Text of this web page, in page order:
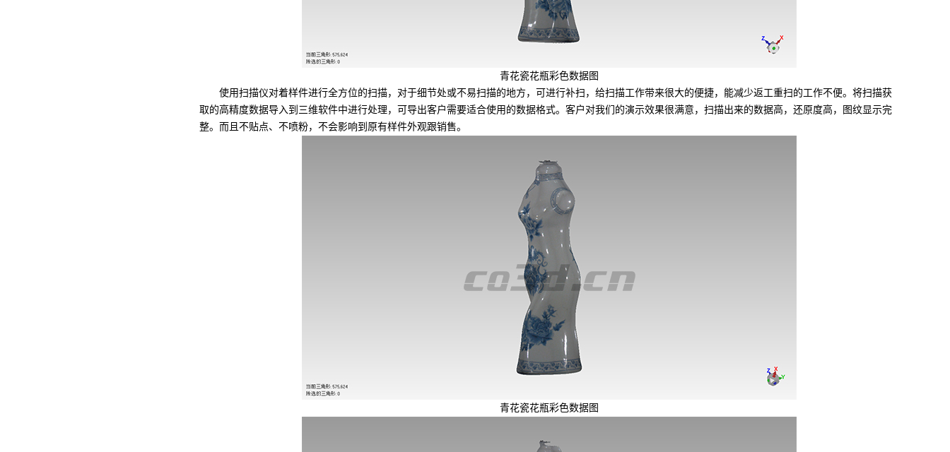
青花瓷花瓶彩色数据图
使用扫描仪对着样件进行全方位的扫描，对于细节处或不易扫描的地方，可进行补扫，给扫描工作带来很大的便捷，能减少返工重扫的工作不便。将扫描获
取的高精度数据导入到三维软件中进行处理，可导出客户需要适合使用的数据格式。客户对我们的演示效果很满意，扫描出来的数据高，还原度高，图纹显示完
整。而且不贴点、不喷粉，不会影响到原有样件外观跟销售。
青花瓷花瓶彩色数据图